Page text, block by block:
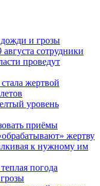
и грозы
сотрудники
проведут
жертвой
уровень
приёмы
жертву
к нужному им
погода